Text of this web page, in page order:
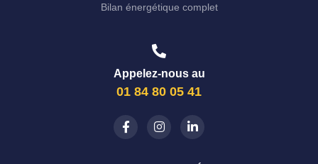
Bilan énergétique complet
Appelez-nous au
01 84 80 05 41